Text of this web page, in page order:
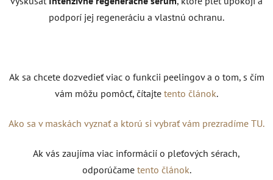
podporí jej regeneráciu a vlastnú ochranu.
Ak sa chcete dozvedieť viac o funkcii peelingov a o tom, s čím
vám môžu pomôcť, čítajte tento článok.
Ako sa v maskách vyznať a ktorú si vybrať vám prezradíme TU.
Ak vás zaujíma viac informácií o pleťových sérach,
odporúčame tento článok.